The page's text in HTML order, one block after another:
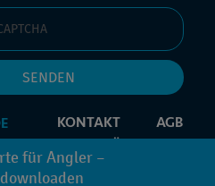
für Angler –
KONTAKT
AGB
ANFORDERN